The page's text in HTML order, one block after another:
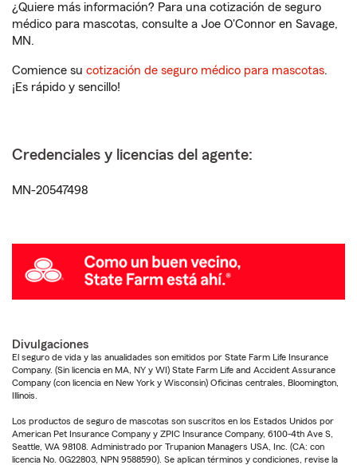
¿Quiere más información? Para una cotización de seguro
médico para mascotas, consulte a Joe O'Connor en Savage,
MN.
Comience su cotización de seguro médico para mascotas.
¡Es rápido y sencillo!
Credenciales y licencias del agente:
MN-20547498
Divulgaciones
El seguro de vida y las anualidades son emitidos por State Farm Life Insurance
Company. (Sin licencia en MA, NY y WI) State Farm Life and Accident Assurance
Company (con licencia en New York y Wisconsin) Oficinas centrales, Bloomington,
Illinois.
Los productos de seguro de mascotas son suscritos en los Estados Unidos por
American Pet Insurance Company y ZPIC Insurance Company, 6100-4th Ave S,
Seattle, WA 98108. Administrado por Trupanion Managers USA, Inc. (CA: con
licencia No. 0G22803, NPN 9588590). Se aplican términos y condiciones, revise la